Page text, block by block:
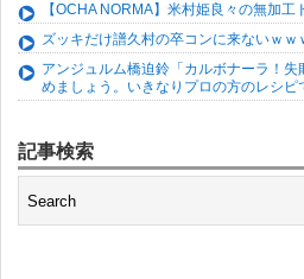
【OCHA NORMA】米村姫良々の無加工
ズッキだけ譜久村の卒コンに来ないｗ
アンジュルム橋迫鈴「カルボナーラ！
めましょう。いきなりプロの方のレシピ
記事検索